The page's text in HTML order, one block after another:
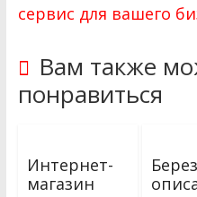
сервис для вашего
Вам также
понравиться
Интернет-
магазин